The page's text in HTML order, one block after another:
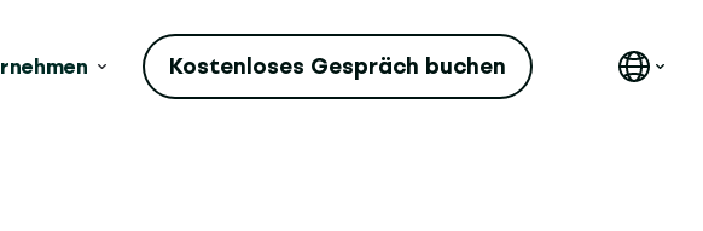
Kostenloses Gespräch buchen